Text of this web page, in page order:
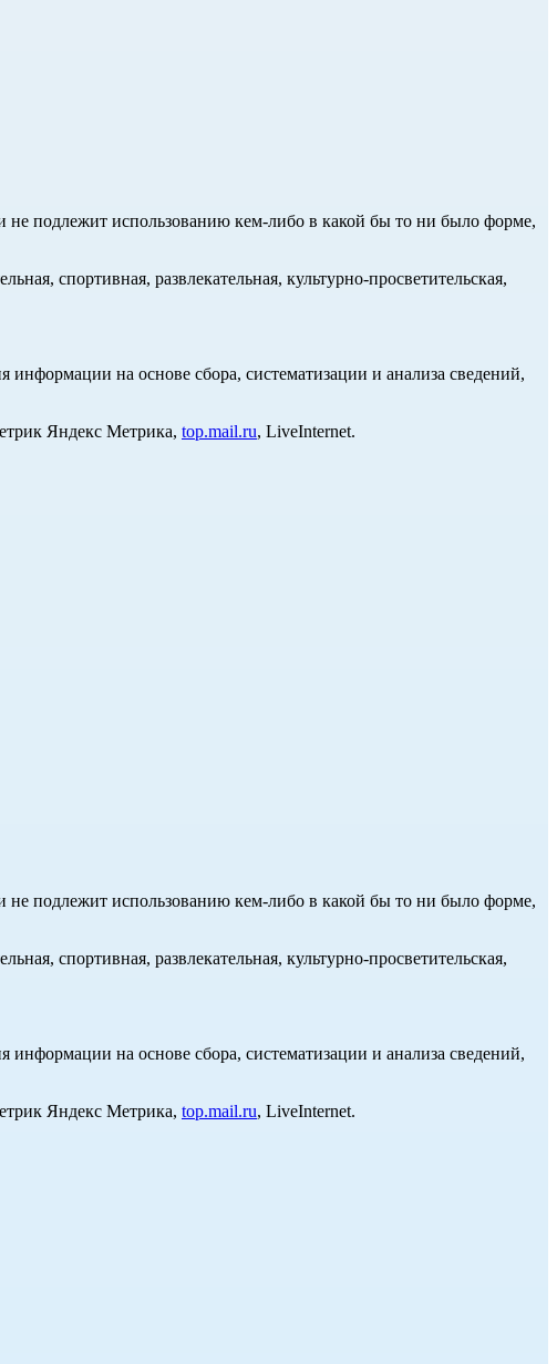
не подлежит использованию кем-либо в какой бы то ни было форме,
спортивная, развлекательная, культурно-просветительская,
на основе сбора, систематизации и анализа сведений,
Яндекс Метрика, top.mail.ru, LiveInternet.
не подлежит использованию кем-либо в какой бы то ни было форме,
спортивная, развлекательная, культурно-просветительская,
на основе сбора, систематизации и анализа сведений,
Яндекс Метрика, top.mail.ru, LiveInternet.